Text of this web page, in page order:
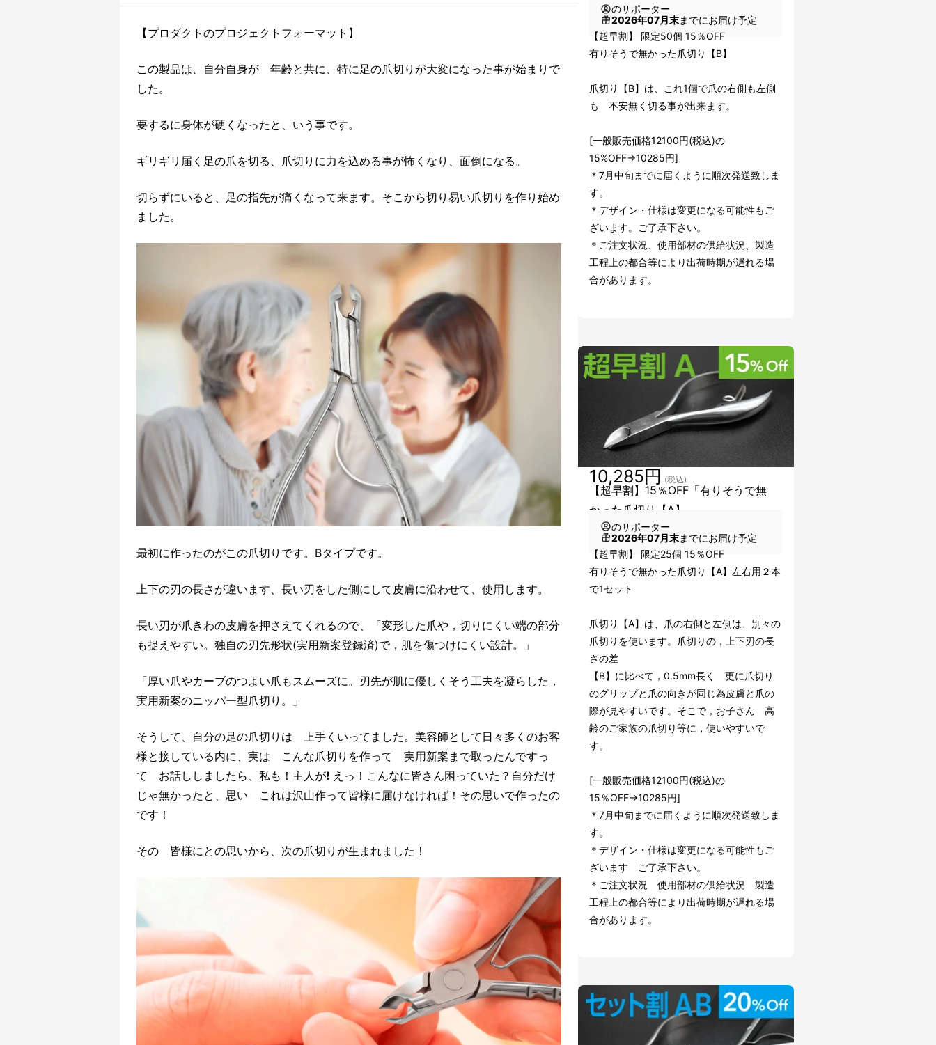
【プロダクトのプロジェクトフォーマット】
この製品は、自分自身が 年齢と共に、特に足の爪切りが大変になった事が始まりで
した。
要するに身体が硬くなったと、いう事です。
ギリギリ届く足の爪を切る、爪切りに力を込める事が怖くなり、面倒になる。
切らずにいると、足の指先が痛くなって来ます。そこから切り易い爪切りを作り始め
ました。
最初に作ったのがこの爪切りです。Bタイプです。
上下の刃の長さが違います、長い刃をした側にして皮膚に沿わせて、使用します。
長い刃が爪きわの皮膚を押さえてくれるので、「変形した爪や，切りにくい端の部分
も捉えやすい。独自の刃先形状(実用新案登録済)で，肌を傷つけにくい設計。」
「厚い爪やカーブのつよい爪もスムーズに。刃先が肌に優しくそう工夫を凝らした，
実用新案のニッパー型爪切り。」
そうして、自分の足の爪切りは 上手くいってました。美容師として日々多くのお客
様と接している内に、実は こんな爪切りを作って 実用新案まで取ったんですっ
て お話ししましたら、私も！主人が❗️ えっ！こんなに皆さん困っていた？自分だけ
じゃ無かったと、思い これは沢山作って皆様に届けなければ！その思いで作ったの
です！
その 皆様にとの思いから、次の爪切りが生まれました！
のサポーター
2026年07月末までにお届け予定
【超早割】 限定50個 15％OFF
有りそうで無かった爪切り【B】
爪切り【B】は、これ1個で爪の右側も左側
も 不安無く切る事が出来ます。
[一般販売価格12100円(税込)の
15%OFF→10285円]
＊7月中旬までに届くように順次発送致しま
す。
＊デザイン・仕様は変更になる可能性もご
ざいます。ご了承下さい。
＊ご注文状況、使用部材の供給状況、製造
工程上の都合等により出荷時期が遅れる場
合があります。
【超早割】15％OFF「有りそうで無
かった爪切り【A】
10,285円 (税込)
のサポーター
2026年07月末までにお届け予定
【超早割】 限定25個 15％OFF
有りそうで無かった爪切り【A】左右用２本
で1セット
爪切り【A】は、爪の右側と左側は、別々の
爪切りを使います。爪切りの，上下刃の長
さの差
【B】に比べて，0.5mm長く 更に爪切り
のグリップと爪の向きが同じ為皮膚と爪の
際が見やすいです。そこで，お子さん 高
齢のご家族の爪切り等に，使いやすいで
す。
[一般販売価格12100円(税込)の
15％OFF→10285円]
＊7月中旬までに届くように順次発送致しま
す。
＊デザイン・仕様は変更になる可能性もご
ざいます ご了承下さい。
＊ご注文状況 使用部材の供給状況 製造
工程上の都合等により出荷時期が遅れる場
合があります。